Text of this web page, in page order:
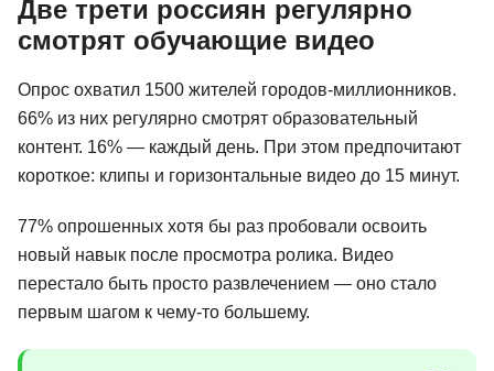
Две трети россиян регулярно
смотрят обучающие видео
Опрос охватил 1500 жителей городов-миллионников.
66% из них регулярно смотрят образовательный
контент. 16% — каждый день. При этом предпочитают
короткое: клипы и горизонтальные видео до 15 минут.
77% опрошенных хотя бы раз пробовали освоить
новый навык после просмотра ролика. Видео
перестало быть просто развлечением — оно стало
первым шагом к чему-то большему.